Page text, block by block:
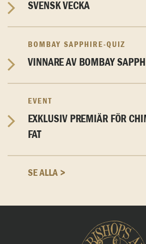
SVENSK VECKA
BOMBAY SAPPHIRE-QUIZ
VINNARE AV BOMBAY
EVENT
EXKLUSIV PREMIÄR FÖR
FAT
SE ALLA >